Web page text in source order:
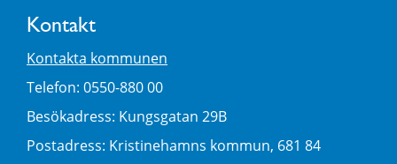
Kontakt
Kontakta kommunen
Telefon: 0550-880 00
Besökadress: Kungsgatan 29B
Postadress: Kristinehamns kommun, 681 84